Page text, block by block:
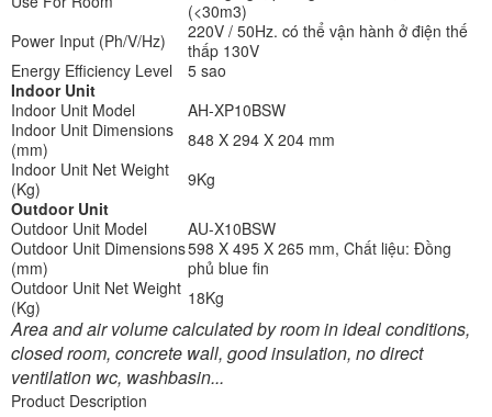
(<30m3)
Power Input (Ph/V/Hz)
220V / 50Hz. có thể vận hành ở điện thế
thấp 130V
Energy Efficiency Level
5 sao
Indoor Unit
Indoor Unit Model
AH-XP10BSW
Indoor Unit Dimensions
(mm)
848 X 294 X 204 mm
Indoor Unit Net Weight
(Kg)
9Kg
Outdoor Unit
Outdoor Unit Model
AU-X10BSW
Outdoor Unit Dimensions
(mm)
598 X 495 X 265 mm, Chất liệu: Đồng
phủ blue fin
Outdoor Unit Net Weight
(Kg)
18Kg
Area and air volume calculated by room in ideal conditions,
closed room, concrete wall, good insulation, no direct
ventilation wc, washbasin...
Product Description